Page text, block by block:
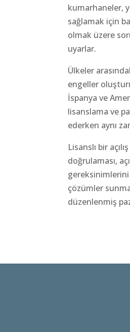
kumarhaneler,
sağlamak için
olmak üzere
uyarlar.
Ülkeler
engeller
İspanya ve
lisanslama ve
ederken aynı
Lisanslı bir
doğrulaması,
gereksinimlerini
çözümler
düzenlenmiş